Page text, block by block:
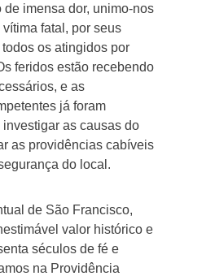
de imensa dor, unimo-nos
fatal, por seus
os atingidos por
feridos estão recebendo
e as
já foram
as causas do
as providências cabíveis
do local.
de São Francisco,
valor histórico e
séculos de fé e
na Providência